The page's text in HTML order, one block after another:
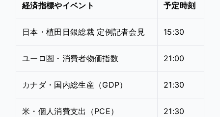
経済指標やイベント 予定時刻
日本・植田日銀総裁 定例記者会見 15:30
ユーロ圏・消費者物価指数 21:00
カナダ・国内総生産（GDP） 21:30
米・個人消費支出（PCE） 21:30